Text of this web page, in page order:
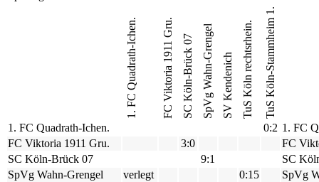
1. FC Quadrath-Ichen. FC Viktoria 1911 Gru.SC Köln-Brück 07SpVg Wahn-GrengelSV KendenichTuS Köln rechtsrhein.TuS Köln-Stammheim 1.
1. FC Quadrath-Ichen. 0:2 1. FC
FC Viktoria 1911 Gru.
3:0
FC
SC Köln-Brück 07
9:1
SC
SpVg Wahn-Grengel
verlegt 0:15
SpVg